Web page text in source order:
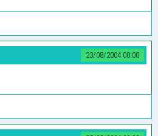
23/08/2004 00:00